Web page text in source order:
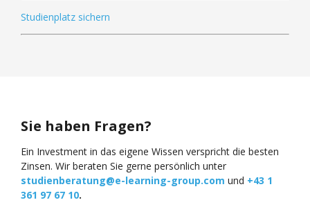
Studienplatz sichern
Sie haben Fragen?
Ein Investment in das eigene Wissen verspricht die besten
Zinsen. Wir beraten Sie gerne persönlich unter
studienberatung@e-learning-group.com und +43 1
361 97 67 10.